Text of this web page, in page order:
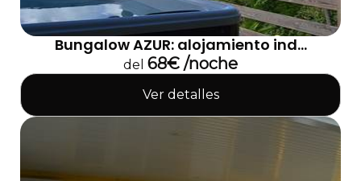
Bungalow AZUR: alojamiento ind...
del 68€ /noche
Ver detalles